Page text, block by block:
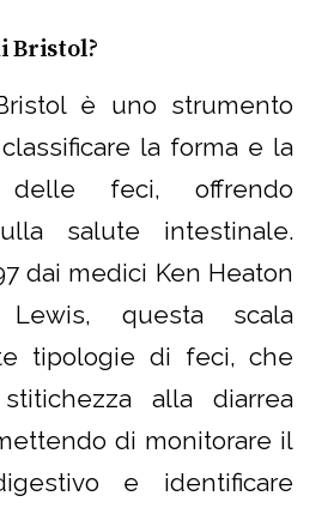
Bristol?
è uno strumento
la forma e la
delle feci, offrendo
salute intestinale.
dai medici Ken Heaton
questa scala
tipologie di feci, che
alla diarrea
di monitorare il
e identificare